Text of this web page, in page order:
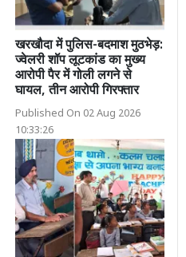
खरखौदा में पुलिस-बदमाश मुठभेड़:
ज्वेलरी शॉप लूटकांड का मुख्य
आरोपी पैर में गोली लगने से
घायल, तीन आरोपी गिरफ्तार
Published On 02 Aug 2026
10:33:26